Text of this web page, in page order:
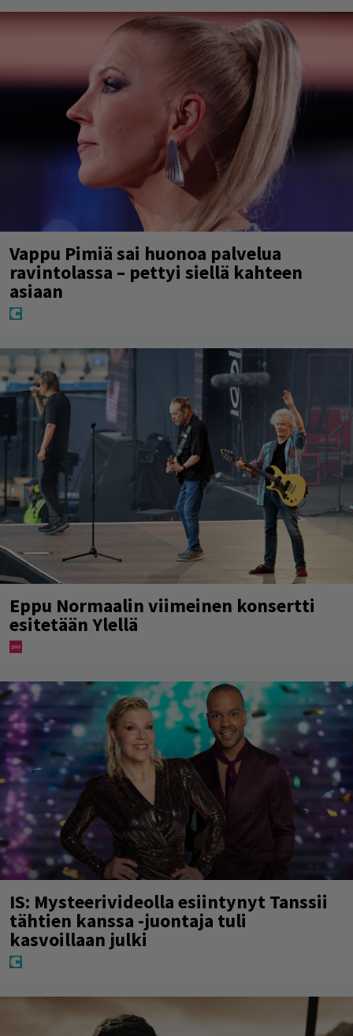
Vappu Pimiä sai huonoa palvelua
ravintolassa – pettyi siellä kahteen
asiaan
Eppu Normaalin viimeinen konsertti
esitetään Ylellä
IS: Mysteerivideolla esiintynyt Tanssii
tähtien kanssa -juontaja tuli
kasvoillaan julki